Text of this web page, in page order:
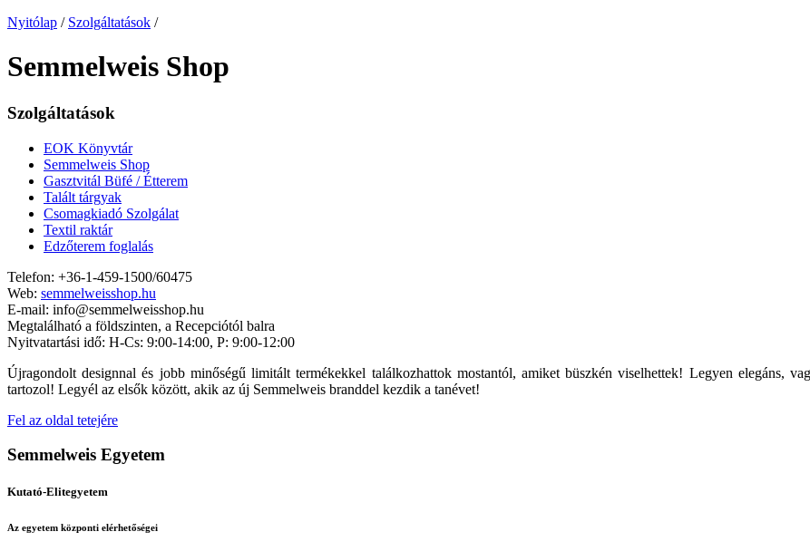
Nyitólap / Szolgáltatások /
Semmelweis Shop
Szolgáltatások
EOK Könyvtár
Semmelweis Shop
Gasztvitál Büfé / Étterem
Talált tárgyak
Csomagkiadó Szolgálat
Textil raktár
Edzőterem foglalás
Telefon: +36-1-459-1500/60475
Web: semmelweisshop.hu
E-mail: info@semmelweisshop.hu
Megtalálható a földszinten, a Recepciótól balra
Nyitvatartási idő: H-Cs: 9:00-14:00, P: 9:00-12:00
Újragondolt designnal és jobb minőségű limitált termékekkel találkozhattok mostantól, amiket büszkén viselhettek! Legyen elegáns,
tartozol! Legyél az elsők között, akik az új Semmelweis branddel kezdik a tanévet!
Fel az oldal tetejére
Semmelweis Egyetem
Kutató-Elitegyetem
Az egyetem központi elérhetőségei